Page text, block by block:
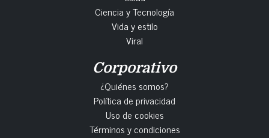
Ciencia y Tecnología
Vida y estilo
Viral
Corporativo
¿Quiénes somos?
Política de privacidad
Uso de cookies
Términos y condiciones